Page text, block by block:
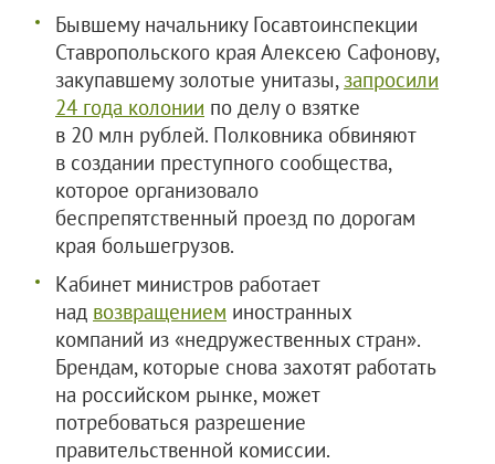
Бывшему начальнику Госавтоинспекции
Ставропольского края Алексею Сафонову,
закупавшему золотые унитазы, запросили
24 года колонии по делу о взятке
в 20 млн рублей. Полковника обвиняют
в создании преступного сообщества,
которое организовало
беспрепятственный проезд по дорогам
края большегрузов.
Кабинет министров работает
над возвращением иностранных
компаний из «недружественных стран».
Брендам, которые снова захотят работать
на российском рынке, может
потребоваться разрешение
правительственной комиссии.